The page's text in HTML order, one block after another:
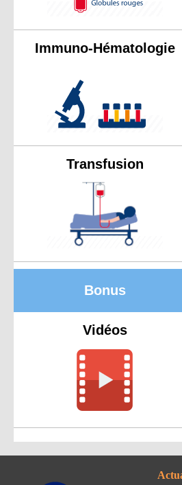
Immuno-Hématologie
Transfusion
Bonus
Vidéos